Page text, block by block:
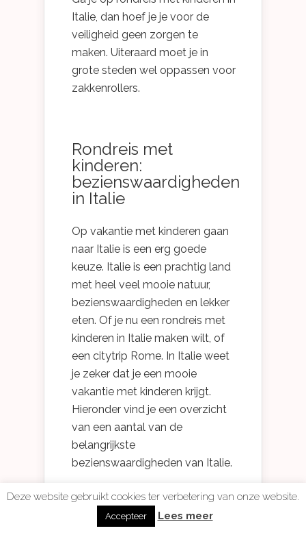
Italie, dan hoef je je voor de
veiligheid geen zorgen te
maken. Uiteraard moet je in
grote steden wel oppassen voor
zakkenrollers.
Rondreis met
kinderen:
bezienswaardigheden
in Italie
Op vakantie met kinderen gaan
naar Italie is een erg goede
keuze. Italie is een prachtig land
met heel veel mooie natuur,
bezienswaardigheden en lekker
eten. Of je nu een rondreis met
kinderen in Italie maken wilt, of
een citytrip Rome. In Italie weet
je zeker dat je een mooie
vakantie met kinderen krijgt.
Hieronder vind je een overzicht
van een aantal van de
belangrijkste
bezienswaardigheden van Italie.
1: Rome en
Deze website gebruikt cookies ter verbetering van onze website.
Accepteer Lees meer